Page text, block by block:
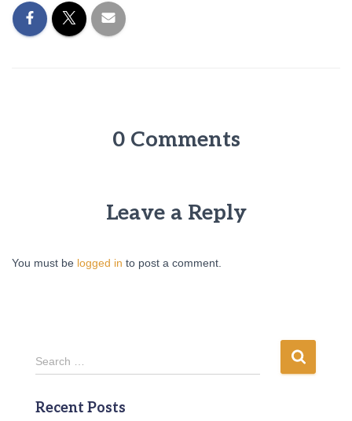
0 Comments
Leave a Reply
You must be logged in to post a comment.
S
e
r
Search …
Recent Posts